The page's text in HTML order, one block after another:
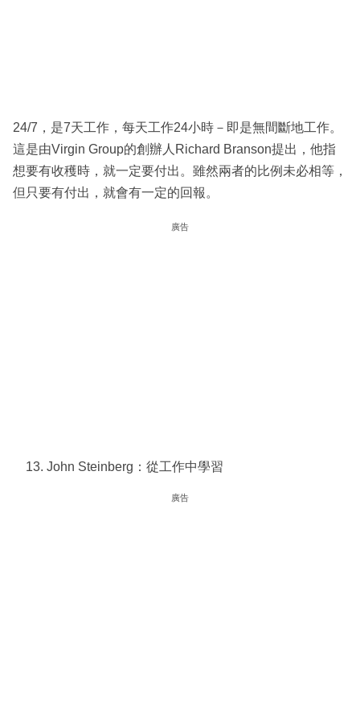
24/7，是7天工作，每天工作24小時－即是無間斷地工作。
這是由Virgin Group的創辦人Richard Branson提出，他指
想要有收穫時，就一定要付出。雖然兩者的比例未必相等，
但只要有付出，就會有一定的回報。
廣告
John Steinberg：從工作中學習
廣告